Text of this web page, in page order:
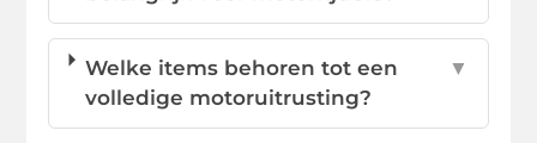
Welke items behoren tot een
volledige motoruitrusting?
▼